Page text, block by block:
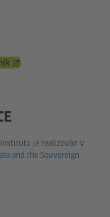
je realizován v
and the Souvereign.